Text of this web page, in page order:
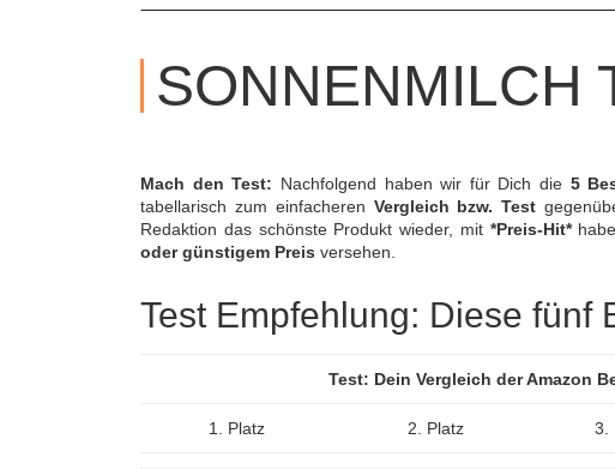
SONNENMILCH
Mach den Test: Nachfolgend haben wir für Dich die 5
tabellarisch zum einfacheren Vergleich bzw. Test
Redaktion das schönste Produkt wieder, mit *Preis-Hit*
oder günstigem Preis versehen.
Test Empfehlung: Diese fünf
Test: Dein Vergleich der Amazon
1. Platz 2. Platz 3.